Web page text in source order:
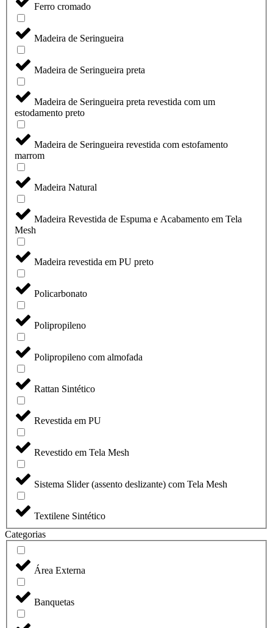
Ferro cromado
Madeira de Seringueira
Madeira de Seringueira preta
Madeira de Seringueira preta revestida com um
estodamento preto
Madeira de Seringueira revestida com estofamento
marrom
Madeira Natural
Madeira Revestida de Espuma e Acabamento em Tela
Mesh
Madeira revestida em PU preto
Policarbonato
Polipropileno
Polipropileno com almofada
Rattan Sintético
Revestida em PU
Revestido em Tela Mesh
Sistema Slider (assento deslizante) com Tela Mesh
Textilene Sintético
Categorias
Área Externa
Banquetas